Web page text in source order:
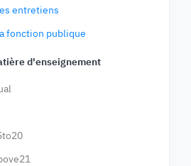
entretiens
fonction publique
d'enseignement